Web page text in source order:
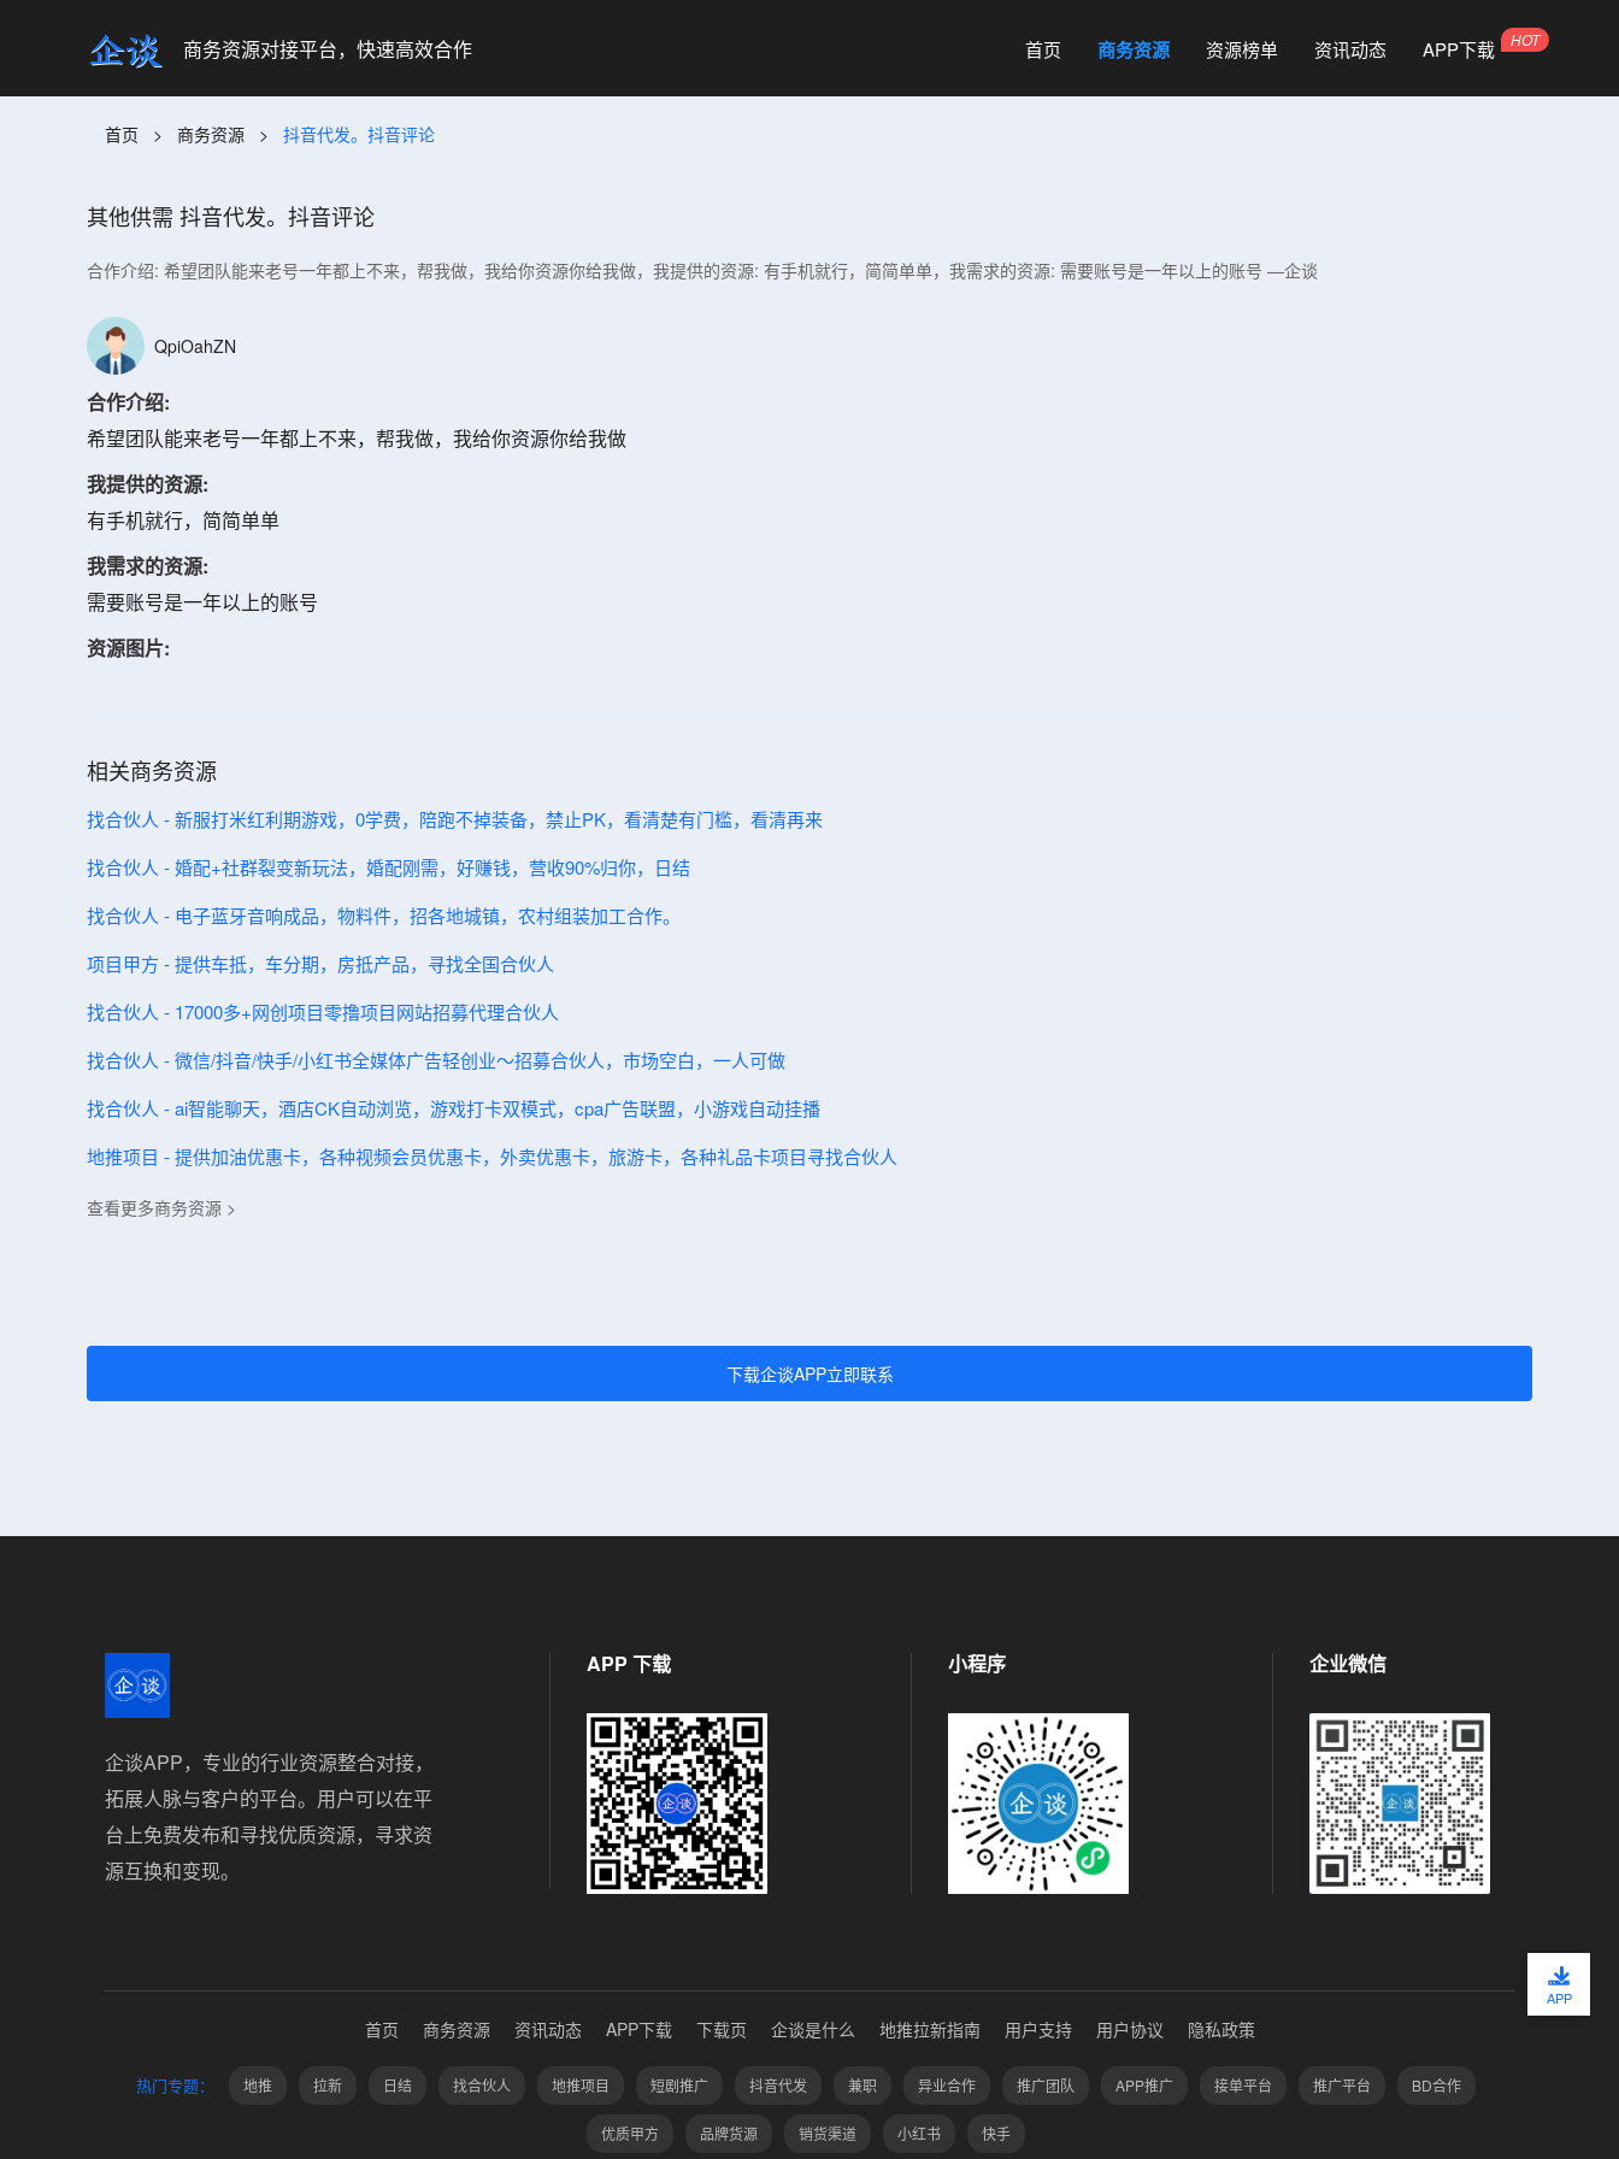
商务资源对接平台，快速高效合作 首页 商务资源 资源榜单 资讯动态 APP下载
首页 > 商务资源 > 抖音代发。抖音评论
其他供需 抖音代发。抖音评论
合作介绍: 希望团队能来老号一年都上不来，帮我做，我给你资源你给我做，我提供的资源: 有手机就行，简简单单，我需求的资源: 需要账号是一年以上的账号 —企谈
QpiOahZN
合作介绍:
希望团队能来老号一年都上不来，帮我做，我给你资源你给我做
我提供的资源:
有手机就行，简简单单
我需求的资源:
需要账号是一年以上的账号
资源图片:
相关商务资源
找合伙人 - 新服打米红利期游戏，0学费，陪跑不掉装备，禁止PK，看清楚有门槛，看清再来
找合伙人 - 婚配+社群裂变新玩法，婚配刚需，好赚钱，营收90%归你，日结
找合伙人 - 电子蓝牙音响成品，物料件，招各地城镇，农村组装加工合作。
项目甲方 - 提供车抵，车分期，房抵产品，寻找全国合伙人
找合伙人 - 17000多+网创项目零撸项目网站招募代理合伙人
找合伙人 - 微信/抖音/快手/小红书全媒体广告轻创业～招募合伙人，市场空白，一人可做
找合伙人 - ai智能聊天，酒店CK自动浏览，游戏打卡双模式，cpa广告联盟，小游戏自动挂播
地推项目 - 提供加油优惠卡，各种视频会员优惠卡，外卖优惠卡，旅游卡，各种礼品卡项目寻找合伙人
查看更多商务资源 >
下载企谈APP立即联系
企谈APP，专业的行业资源整合对接，
拓展人脉与客户的平台。用户可以在平
台上免费发布和寻找优质资源，寻求资
源互换和变现。
APP 下载 小程序 企业微信
首页 商务资源 资讯动态 APP下载 下载页 企谈是什么 地推拉新指南 用户支持 用户协议 隐私政策
热门专题： 地推 拉新 日结 找合伙人 地推项目 短剧推广 抖音代发 兼职 异业合作 推广团队 APP推广 接单平台 推广平台 BD合作
优质甲方 品牌货源 销货渠道 小红书 快手
APP